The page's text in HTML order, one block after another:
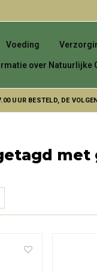
Voeding
over Natuurlijke
UUR BESTELD, DE